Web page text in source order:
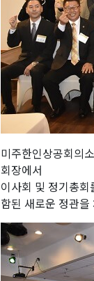
미주한인상공회의
회장에서
이사회 및 정기총
함된 새로운 정관을